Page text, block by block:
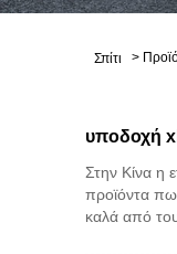
Σπίτι >
υποδοχή
Στην Κίνα η
προϊόντα
καλά από